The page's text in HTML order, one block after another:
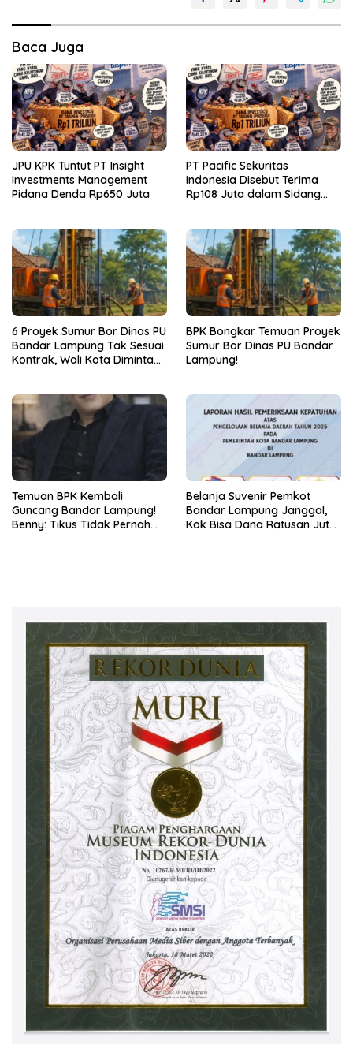
Baca Juga
JPU KPK Tuntut PT Insight
Investments Management
Pidana Denda Rp650 Juta
PT Pacific Sekuritas
Indonesia Disebut Terima
Rp108 Juta dalam Sidang
6 Proyek Sumur Bor Dinas PU
Bandar Lampung Tak Sesuai
Kontrak, Wali Kota Diminta
BPK Bongkar Temuan Proyek
Sumur Bor Dinas PU Bandar
Lampung!
Temuan BPK Kembali
Guncang Bandar Lampung!
Benny: Tikus Tidak Pernah
Belanja Suvenir Pemkot
Bandar Lampung Janggal,
Kok Bisa Dana Ratusan Juta